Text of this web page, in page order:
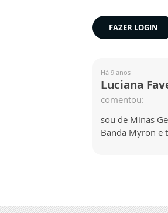
FAZER LOGIN
Há 9 anos
Luciana
comentou:
sou de Minas
Banda Myron e